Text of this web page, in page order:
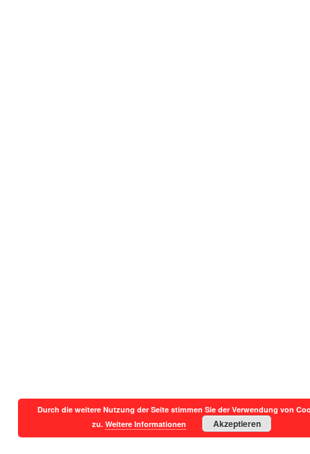
Durch die weitere Nutzung der Seite stimmen Sie der Verwendung von
zu.Weitere Informationen Akzeptieren